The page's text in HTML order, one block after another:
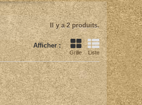
Il y a 2 produits.
Afficher :
Grille Liste